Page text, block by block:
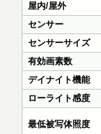
屋内/屋外
センサー
センサーサイズ
有効画素数
デイナイト機能
ローライト感度
最低被写体照度